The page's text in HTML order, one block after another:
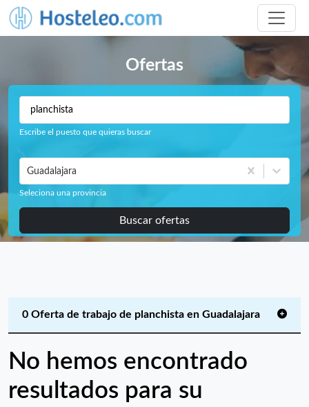
Ofertas
Escribe el puesto que quieras buscar
Guadalajara
Seleciona una provincia
Buscar ofertas
0 Oferta de trabajo de planchista en Guadalajara
No hemos encontrado
resultados para su